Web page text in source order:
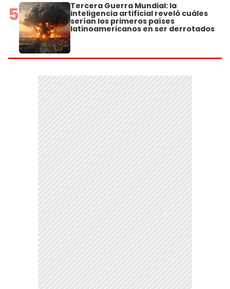
5 Tercera Guerra Mundial: la
inteligencia artificial reveló cuáles
serían los primeros países
latinoamericanos en ser derrotados